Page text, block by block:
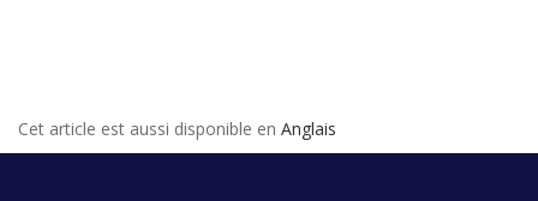
Cet article est aussi disponible en Anglais